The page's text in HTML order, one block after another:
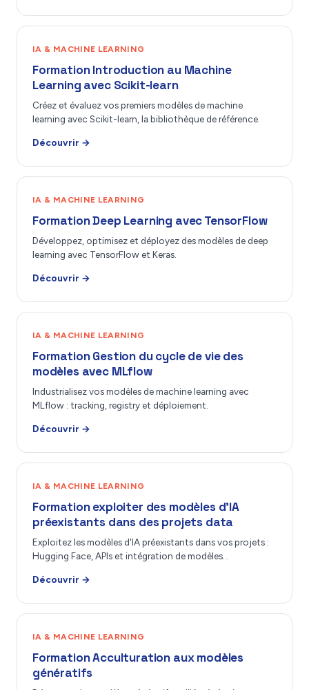
IA & MACHINE LEARNING
Formation Introduction au Machine
Learning avec Scikit-learn
Créez et évaluez vos premiers modèles de machine
learning avec Scikit-learn, la bibliothèque de référence.
Découvrir →
IA & MACHINE LEARNING
Formation Deep Learning avec TensorFlow
Développez, optimisez et déployez des modèles de deep
learning avec TensorFlow et Keras.
Découvrir →
IA & MACHINE LEARNING
Formation Gestion du cycle de vie des
modèles avec MLflow
Industrialisez vos modèles de machine learning avec
MLflow : tracking, registry et déploiement.
Découvrir →
IA & MACHINE LEARNING
Formation exploiter des modèles d’IA
préexistants dans des projets data
Exploitez les modèles d'IA préexistants dans vos projets :
Hugging Face, APIs et intégration de modèles…
Découvrir →
IA & MACHINE LEARNING
Formation Acculturation aux modèles
génératifs